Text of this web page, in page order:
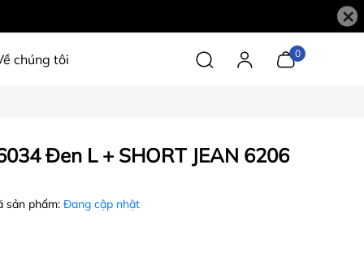
×
chúng tôi 0
Đen L + SHORT JEAN 6206
sản phẩm: Đang cập nhật